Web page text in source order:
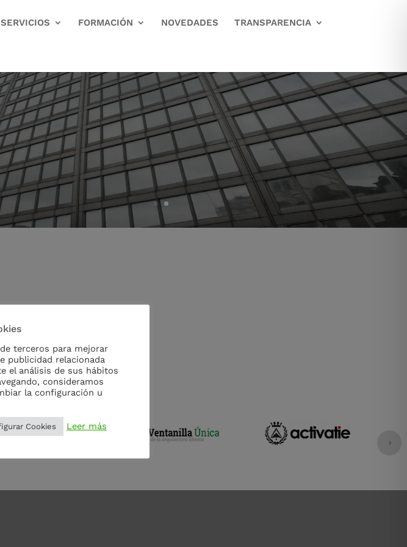
SERVICIOS FORMACIÓN NOVEDADES TRANSPARENCIA
FORMACIÓN
terceros para mejorar
publicidad relacionada
el análisis de sus hábitos
consideramos
la configuración u
Cookies Leer más